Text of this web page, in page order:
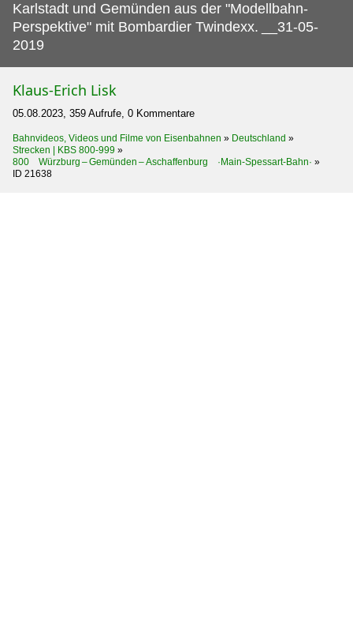
Karlstadt und Gemünden aus der "Modellbahn-
Perspektive" mit Bombardier Twindexx.
__31-05-
2019
Klaus-Erich Lisk
05.08.2023, 359 Aufrufe, 0 Kommentare
Bahnvideos, Videos und Filme von Eisenbahnen » Deutschland »
Strecken | KBS 800-999 »
800 Würzburg – Gemünden – Aschaffenburg ·Main-Spessart-Bahn· »
ID 21638